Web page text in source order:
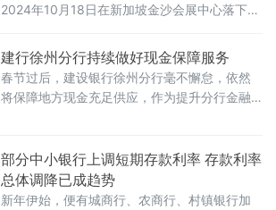
2024年10月18日在新加坡金沙会展中心落下帷
参加，其中包括来自世界各地的政界和商业领
袖以及行业专家。
建行徐州分行持续做好现金保障服务
春节过后，建设银行徐州分行毫不懈怠，依然
将保障地方现金充足供应，作为提升分行金融
力。
部分中小银行上调短期存款利率 存款利率
总体调降已成趋势
新年伊始，便有城商行、农商行、村镇银行加